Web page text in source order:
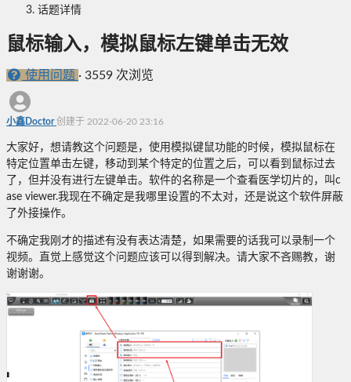
话题详情
鼠标输入，模拟鼠标左键单击无效
使用问题 · 3559 次浏览
小鑫Doctor创建于 2022-06-20 23:16
大家好，想请教这个问题是，使用模拟键鼠功能的时候，模拟鼠标在
特定位置单击左键，移动到某个特定的位置之后，可以看到鼠标过去
了，但并没有进行左键单击。软件的名称是一个查看医学切片的，叫c
ase viewer.我现在不确定是我哪里设置的不太对，还是说这个软件屏蔽
了外接操作。
不确定我刚才的描述有没有表达清楚，如果需要的话我可以录制一个
视频。直觉上感觉这个问题应该可以得到解决。请大家不吝赐教，谢
谢谢谢。